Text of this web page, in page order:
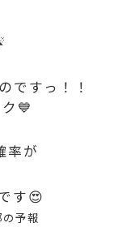
ですっ！！
💙
率が
す😍
予報